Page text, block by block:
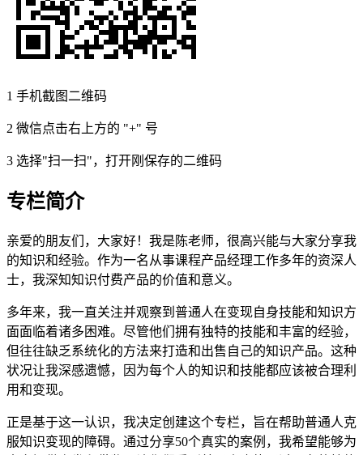
1 手机截图二维码
2 微信点击右上方的 "+" 号
3 选择"扫一扫"，打开刚保存的二维码
专栏简介
亲爱的朋友们，大家好！我是陈老师，很高兴能与大家分享我
的知识和经验。作为一名从事课程产品经理工作多年的资深人
士，我深知知识付费产品的价值和意义。
多年来，我一直关注并观察到普通人在变现自身技能和知识方
面面临着诸多困难。尽管他们拥有独特的技能和丰富的经验，
但往往缺乏系统化的方法来打造和出售自己的知识产品。这种
状况让我深感遗憾，因为每个人的知识和技能都应该被合理利
用和变现。
正是基于这一认识，我决定创建这个专栏，旨在帮助普通人克
服知识变现的障碍。通过分享50个真实的案例，我希望能够为